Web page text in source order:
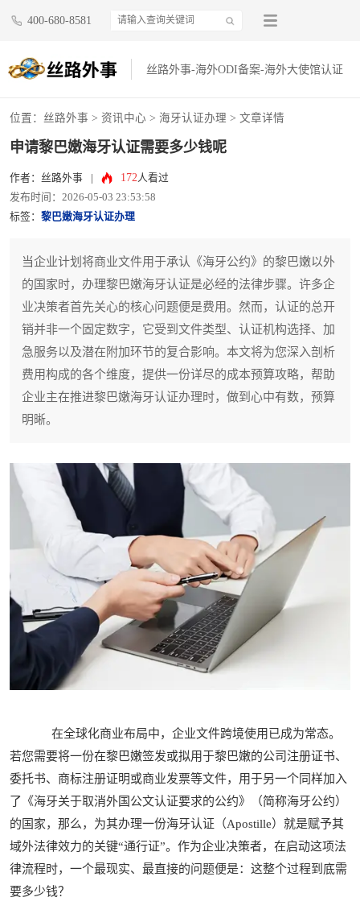
400-680-8581
丝路外事-海外ODI备案-海外大使馆认证
位置： 丝路外事 > 资讯中心 > 海牙认证办理 > 文章详情
申请黎巴嫩海牙认证需要多少钱呢
作者：丝路外事 172人看过
发布时间：2026-05-03 23:53:58
标签： 黎巴嫩海牙认证办理
当企业计划将商业文件用于承认《海牙公约》的黎巴嫩以外
的国家时，办理黎巴嫩海牙认证是必经的法律步骤。许多企
业决策者首先关心的核心问题便是费用。然而，认证的总开
销并非一个固定数字，它受到文件类型、认证机构选择、加
急服务以及潜在附加环节的复合影响。本文将为您深入剖析
费用构成的各个维度，提供一份详尽的成本预算攻略，帮助
企业主在推进黎巴嫩海牙认证办理时，做到心中有数，预算
明晰。
在全球化商业布局中，企业文件跨境使用已成为常态。
若您需要将一份在黎巴嫩签发或拟用于黎巴嫩的公司注册证书、
委托书、商标注册证明或商业发票等文件，用于另一个同样加入
了《海牙关于取消外国公文认证要求的公约》（简称海牙公约）
的国家，那么，为其办理一份海牙认证（Apostille）就是赋予其
域外法律效力的关键“通行证”。作为企业决策者，在启动这项法
律流程时，一个最现实、最直接的问题便是：这整个过程到底需
要多少钱？